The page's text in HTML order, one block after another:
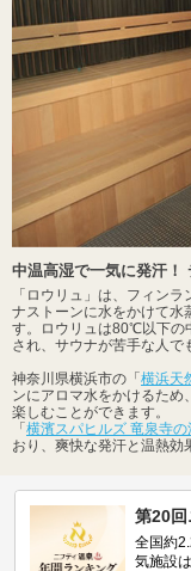
中温高湿で一気に発汗！
「ロウリュ」は、フィン
ナストーンに水をかけて水
す。ロウリュは80℃以下の
され、サウナが苦手な人で
神奈川県横浜市の「 横浜天
ンにアロマ水をかけるため
楽しむことができます。
「 横濱スパヒルズ 竜泉寺の
おり、爽快な発汗と温熱効
第20
全国約
気施設